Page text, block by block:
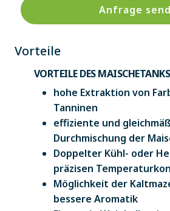
Anfrage
Vorteile
VORTEILE DES MAISCHETANKS
hohe Extraktion von
Tanninen
effiziente und
Durchmischung der
Doppelter Kühl- oder
präzisen
Möglichkeit der
bessere Aromatik